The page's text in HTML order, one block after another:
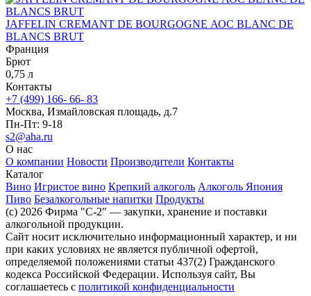
JAFFELIN CREMANT DE BOURGOGNE АОС BLANC DE
BLANCS BRUT
Франция
Брют
0,75 л
Контакты
+7 (499) 166- 66- 83
Москва, Измайловская площадь, д.7
Пн-Пт: 9-18
s2@aha.ru
О нас
О компании Новости Производители Контакты
Каталог
Вино Игристое вино Крепкий алкоголь Алкоголь Япония
Пиво Безалкогольные напитки Продукты
(c) 2026 Фирма "С-2" — закупки, хранение и поставки
алкогольной продукции.
Сайт носит исключительно информационный характер, и ни
при каких условиях не является публичной офертой,
определяемой положениями статьи 437(2) Гражданского
кодекса Российской Федерации. Используя сайт, Вы
соглашаетесь с политикой конфиденциальности